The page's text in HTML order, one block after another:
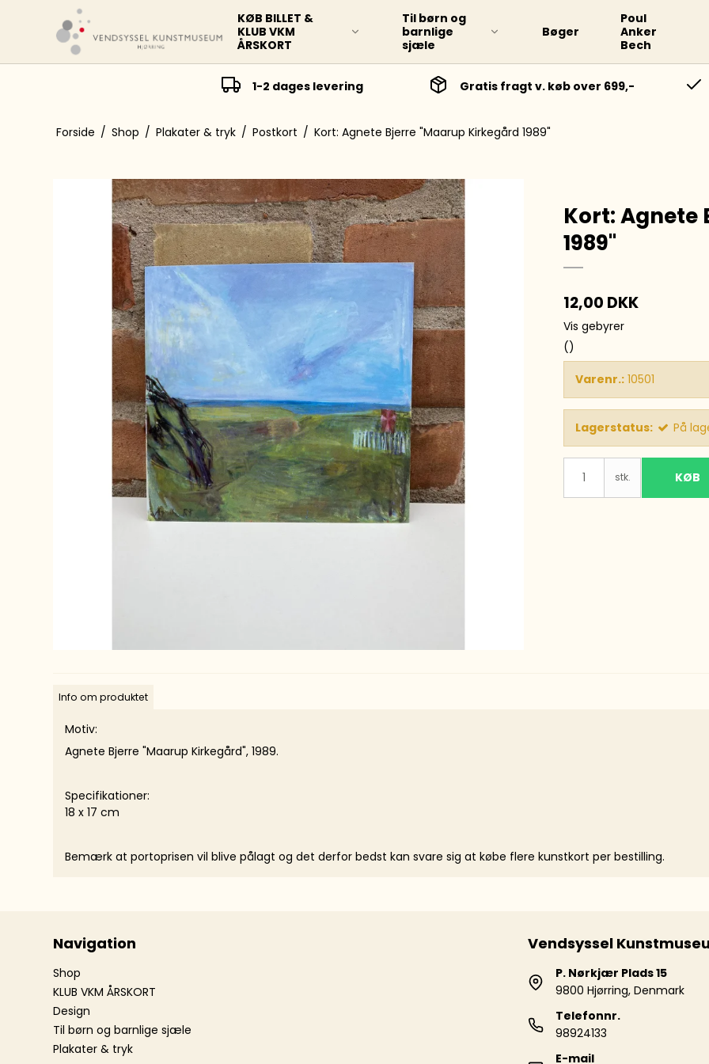
KØB BILLET &
KLUB VKM
ÅRSKORT
Til børn og
barnlige
sjæle
Bøger
Poul
Anker
Bech
1-2 dages levering Gratis fragt v. køb over 699,-
Forside / Shop / Plakater & tryk / Postkort / Kort: Agnete Bjerre "Maarup Kirkegård 1989"
Kort: Agnete
1989"
12,00 DKK
Vis gebyrer
()
Varenr.: 10501
Lagerstatus: På
stk. KØB
Info om produktet
Motiv:
Agnete Bjerre "Maarup Kirkegård", 1989.
Specifikationer:
18 x 17 cm
Bemærk at portoprisen vil blive pålagt og det derfor bedst kan svare sig at købe flere kunstkort per bestilling.
Navigation
Shop
KLUB VKM ÅRSKORT
Design
Til børn og barnlige sjæle
Plakater & tryk
Vendsyssel
P. Nørkjær Plads 15
9800 Hjørring, Denmark
Telefonnr.
98924133
E-mail